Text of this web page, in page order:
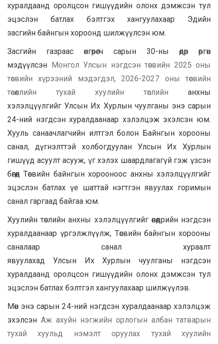
хуралдаанд оролцсон гишүүдийн олонх дэмжсэн тул
эцэслэн батлах бэлтгэх хангуулахаар Эдийн
засгийн байнгын хороонд шилжүүлсэн юм.
Засгийн газраас өнгөрөгч сарын 30-ны өдөр өргөн
мэдүүлсэн Монгол Улсын нэгдсэн төсвийн 2025 оны
төсвийн хүрээний мэдэгдэл, 2026-2027 оны төсвийн
төсөөллийн тухай хуулийн төслийн анхны
хэлэлцүүлгийг Улсын Их Хурлын чуулганы энэ сарын
24-ний нэгдсэн хуралдаанаар хэлэлцэж эхэлсэн юм.
Хууль санаачлагчийн илтгэл болон Байнгын хорооны
санал, дүгнэлттэй холбогдуулан Улсын Их Хурлын
гишүүд асуулт асууж, үг хэлэх шаардлагагүй гэж үзсэн
бөгөөд Төсвийн байнгын хорооноос анхны хэлэлцүүлгийг
эцэслэн батлах үе шаттай нэгтгэн явуулах горимын
санал гаргаад байгаа юм.
Хуулийн төслийн анхны хэлэлцүүлгийг өнөөдрийн нэгдсэн
хуралдаанаар үргэлжлүүлж, Төсвийн байнгын хорооны
саналаар санал хураалт
явуулахад Улсын Их Хурлын чуулганы нэгдсэн
хуралдаанд оролцсон гишүүдийн олонх дэмжсэн тул
эцэслэн батлах бэлтгэл хангуулахаар шилжүүлэв.
Мөн энэ сарын 24-ний нэгдсэн хуралдаанаар хэлэлцэж
эхэлсэн Аж ахуйн нэгжийн орлогын албан татварын
тухай хуульд нэмэлт оруулах тухай хуулийн